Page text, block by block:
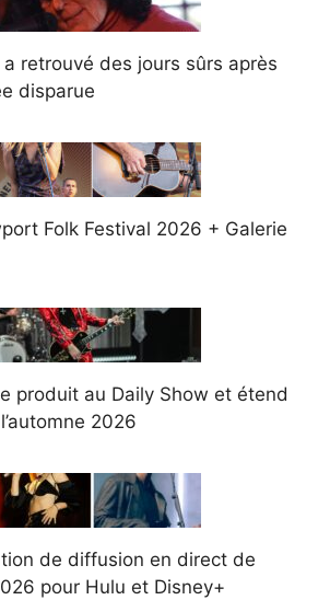
retrouvé des jours sûrs après
disparue
Folk Festival 2026 + Galerie
produit au Daily Show et étend
2026
de diffusion en direct de
pour Hulu et Disney+